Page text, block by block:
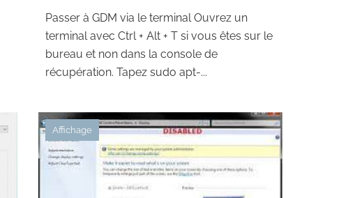
Passer à GDM via le terminal Ouvrez un
terminal avec Ctrl + Alt + T si vous êtes sur le
bureau et non dans la console de
récupération. Tapez sudo apt-...
Affichage